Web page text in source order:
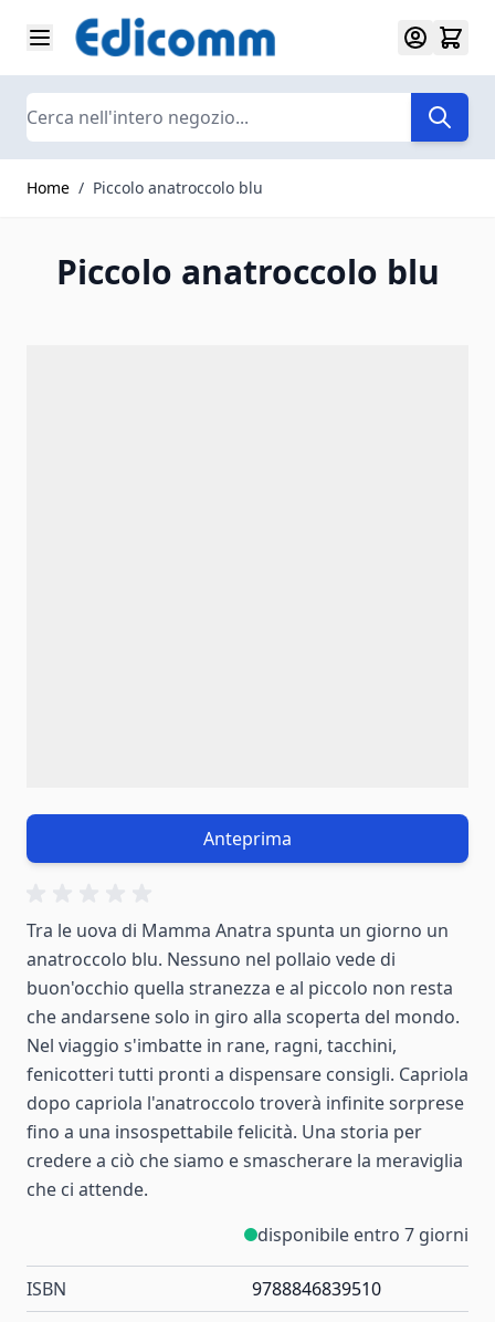
Salta al contenuto
Search
Home / Piccolo anatroccolo blu
Piccolo anatroccolo blu
Anteprima
Tra le uova di Mamma Anatra spunta un giorno un
anatroccolo blu. Nessuno nel pollaio vede di
buon'occhio quella stranezza e al piccolo non resta
che andarsene solo in giro alla scoperta del mondo.
Nel viaggio s'imbatte in rane, ragni, tacchini,
fenicotteri tutti pronti a dispensare consigli. Capriola
dopo capriola l'anatroccolo troverà infinite sorprese
fino a una insospettabile felicità. Una storia per
credere a ciò che siamo e smascherare la meraviglia
che ci attende.
disponibile entro 7 giorni
ISBN 9788846839510